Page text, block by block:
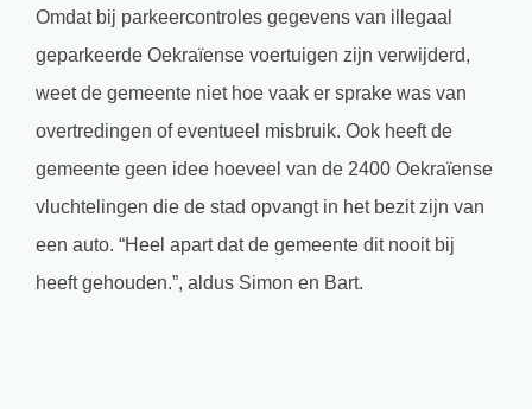
Omdat bij parkeercontroles gegevens van illegaal
geparkeerde Oekraïense voertuigen zijn verwijderd,
weet de gemeente niet hoe vaak er sprake was van
overtredingen of eventueel misbruik. Ook heeft de
gemeente geen idee hoeveel van de 2400 Oekraïense
vluchtelingen die de stad opvangt in het bezit zijn van
een auto. “Heel apart dat de gemeente dit nooit bij
heeft gehouden.”, aldus Simon en Bart.